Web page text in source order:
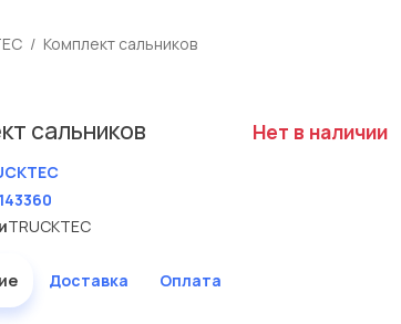
Комплект сальников
сальников
TRUCKTEC
Нет в наличии
Доставка Оплата